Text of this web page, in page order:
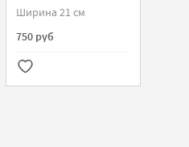
Ширина 21 см
750 руб